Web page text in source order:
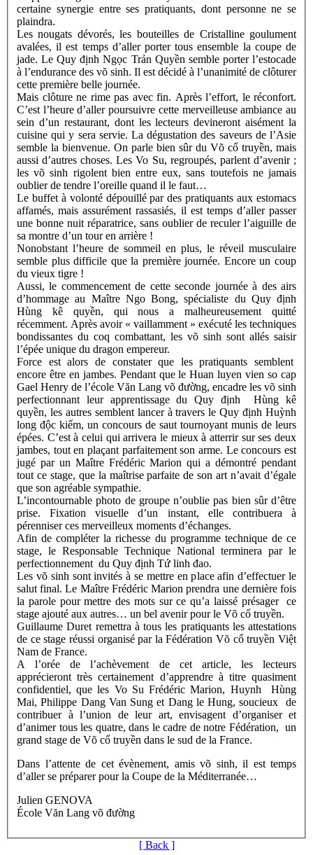
certaine synergie entre ses pratiquants, dont personne ne se
plaindra.
Les nougats dévorés, les bouteilles de Cristalline goulument
avalées, il est temps d’aller porter tous ensemble la coupe de
jade. Le Quy định Ngọc Trản Quyền semble porter l’estocade
à l’endurance des võ sinh. Il est décidé à l’unanimité de clôturer
cette première belle journée.
Mais clôture ne rime pas avec fin. Après l’effort, le réconfort.
C’est l’heure d’aller poursuivre cette merveilleuse ambiance au
sein d’un restaurant, dont les lecteurs devineront aisément la
cuisine qui y sera servie. La dégustation des saveurs de l’Asie
semble la bienvenue. On parle bien sûr du Võ cổ truyền, mais
aussi d’autres choses. Les Vo Su, regroupés, parlent d’avenir ;
les võ sinh rigolent bien entre eux, sans toutefois ne jamais
oublier de tendre l’oreille quand il le faut…
Le buffet à volonté dépouillé par des pratiquants aux estomacs
affamés, mais assurément rassasiés, il est temps d’aller passer
une bonne nuit réparatrice, sans oublier de reculer l’aiguille de
sa montre d’un tour en arrière !
Nonobstant l’heure de sommeil en plus, le réveil musculaire
semble plus difficile que la première journée. Encore un coup
du vieux tigre !
Aussi, le commencement de cette seconde journée à des airs
d’hommage au Maître Ngo Bong, spécialiste du Quy định
Hùng kê quyền, qui nous a malheureusement quitté
récemment. Après avoir « vaillamment » exécuté les techniques
bondissantes du coq combattant, les võ sinh sont allés saisir
l’épée unique du dragon empereur.
Force est alors de constater que les pratiquants semblent
encore être en jambes. Pendant que le Huan luyen vien so cap
Gael Henry de l’école Văn Lang võ đường, encadre les võ sinh
perfectionnant leur apprentissage du Quy định Hùng kê
quyền, les autres semblent lancer à travers le Quy định Huỳnh
long độc kiếm, un concours de saut tournoyant munis de leurs
épées. C’est à celui qui arrivera le mieux à atterrir sur ses deux
jambes, tout en plaçant parfaitement son arme. Le concours est
jugé par un Maître Frédéric Marion qui a démontré pendant
tout ce stage, que la maîtrise parfaite de son art n’avait d’égale
que son agréable sympathie.
L’incontournable photo de groupe n’oublie pas bien sûr d’être
prise. Fixation visuelle d’un instant, elle contribuera à
pérenniser ces merveilleux moments d’échanges.
Afin de compléter la richesse du programme technique de ce
stage, le Responsable Technique National terminera par le
perfectionnement du Quy định Tứ linh đao.
Les võ sinh sont invités à se mettre en place afin d’effectuer le
salut final. Le Maître Frédéric Marion prendra une dernière fois
la parole pour mettre des mots sur ce qu’a laissé présager ce
stage ajouté aux autres… un bel avenir pour le Võ cổ truyền.
Guillaume Duret remettra à tous les pratiquants les attestations
de ce stage réussi organisé par la Fédération Võ cổ truyền Việt
Nam de France.
A l’orée de l’achèvement de cet article, les lecteurs
apprécieront très certainement d’apprendre à titre quasiment
confidentiel, que les Vo Su Frédéric Marion, Huynh Hùng
Mai, Philippe Dang Van Sung et Dang le Hung, soucieux de
contribuer à l’union de leur art, envisagent d’organiser et
d’animer tous les quatre, dans le cadre de notre Fédération, un
grand stage de Võ cổ truyền dans le sud de la France.
Dans l’attente de cet évènement, amis võ sinh, il est temps
d’aller se préparer pour la Coupe de la Méditerranée…
Julien GENOVA
École Văn Lang võ đường
[ Back ]